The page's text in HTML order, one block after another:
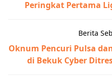
Peringkat Pertama
Berita
Oknum Pencuri Pulsa
di Bekuk Cyber